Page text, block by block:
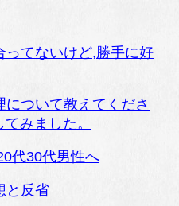
ってないけど,勝手に好
ついて教えてくださ
みました。
代30代男性へ
と反省